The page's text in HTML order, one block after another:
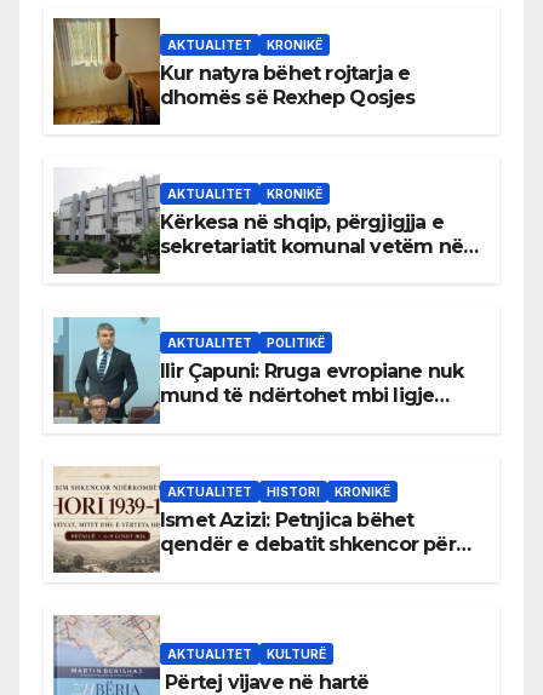
AKTUALITET KRONIKË
Kur natyra bëhet rojtarja e
dhomës së Rexhep Qosjes
AKTUALITET KRONIKË
Kërkesa në shqip, përgjigjja e
sekretariatit komunal vetëm në
AKTUALITET POLITIKË
Ilir Çapuni: Rruga evropiane nuk
mund të ndërtohet mbi ligje
AKTUALITET HISTORI KRONIKË
Ismet Azizi: Petnjica bëhet
qendër e debatit shkencor për
AKTUALITET KULTURË
Përtej vijave në hartë